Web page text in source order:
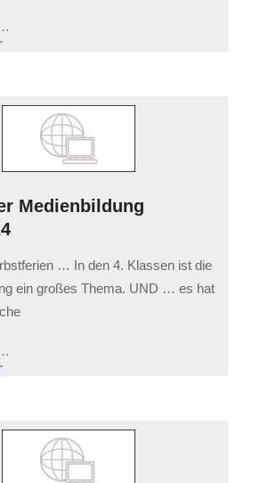
Medienbildung
… In den 4. Klassen ist die
ein großes Thema. UND … es hat